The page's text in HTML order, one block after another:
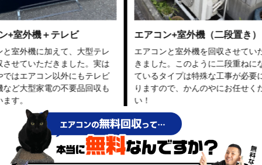
＋テレビ
に加えて、大型テレ
ただきました。実は
コン以外にもテレビ
家電の不要品回収も
エアコン+室外機（二段置き）
エアコンと室外機を回収させていただ
きました。このように二段重ねになっ
ているタイプは特殊な工事が必要にな
りますので、かんのやにお任せくださ